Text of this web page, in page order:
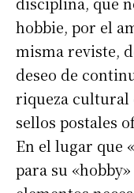
hobbie, por el
misma reviste,
deseo de
riqueza cultural
sellos postales
En el lugar que
para su